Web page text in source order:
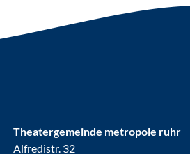
Theatergemeinde metropole ruhr
Alfredistr. 32